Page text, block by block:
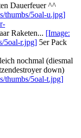
Dauerfeuer ^^
thumbs/5oal-u.jpg]
Raketen... [Image:
5oal-r.jpg] 5er Pack
nochmal (diesmal
down)
thumbs/5oal-t.jpg]